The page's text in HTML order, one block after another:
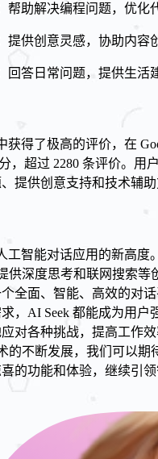
帮助解决编程问题，优化
提供创意灵感，协助内容
回答日常问题，提供生活
获得了极高的评价，在
，超过 2280 条评价。用
提供创意支持和技术辅助
工智能对话应用的新高度
供深度思考和联网搜索等
全面、智能、高效的对
，AI Seek 都能成为用户
对各种挑战，提高工作
的不断发展，我们可以期
的功能和体验，继续引